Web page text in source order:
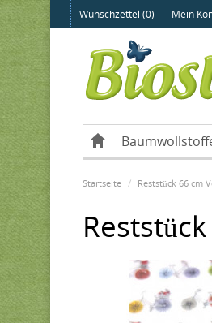
Wunschzettel (0) Mein
Startseite Reststück 66 cm